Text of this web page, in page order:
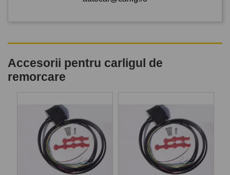
Accesorii pentru carligul de
remorcare